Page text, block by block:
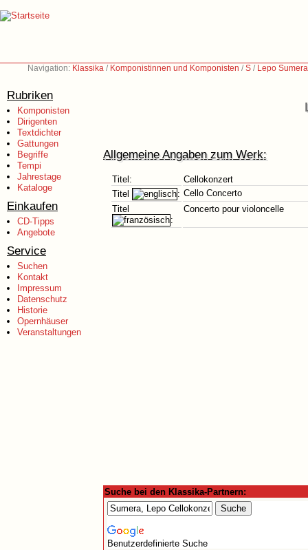
Navigation: Klassika / Komponistinnen und Komponisten /S / Lepo
Rubriken
Komponisten
Dirigenten
Textdichter
Gattungen
Begriffe
Tempi
Jahrestage
Kataloge
Einkaufen
CD-Tipps
Angebote
Service
Suchen
Kontakt
Impressum
Datenschutz
Historie
Opernhäuser
Veranstaltungen
Allgemeine Angaben zum Werk:
Titel:
Cellokonzert
Titel
: Cello Concerto
Titel
:
Concerto pour violoncelle
Suche bei den Klassika-Partnern:
Benutzerdefinierte Suche